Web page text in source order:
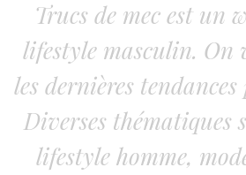
Trucs de mec est un
lifestyle masculin. On
les dernières
Diverses thématiques
lifestyle homme,